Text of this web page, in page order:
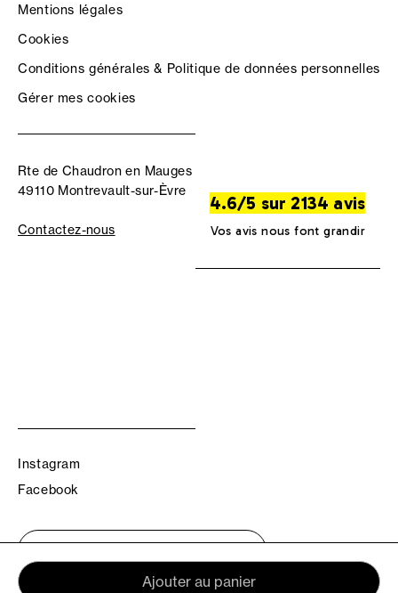
Ajouter au panier
Mentions légales
Cookies
Conditions générales & Politique de données personnelles
Gérer mes cookies
Rte de Chaudron en Mauges
49110 Montrevault-sur-Èvre
Contactez-nous
4.6/5 sur 2134 avis
Vos avis nous font grandir
Instagram
Facebook